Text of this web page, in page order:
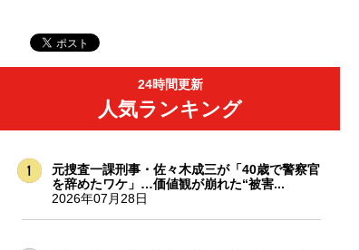
24時間更新
人気ランキング
元捜査一課刑事・佐々木成三が「40歳で警察官
を辞めたワケ」…価値観が崩れた“被害...
2026年07月28日